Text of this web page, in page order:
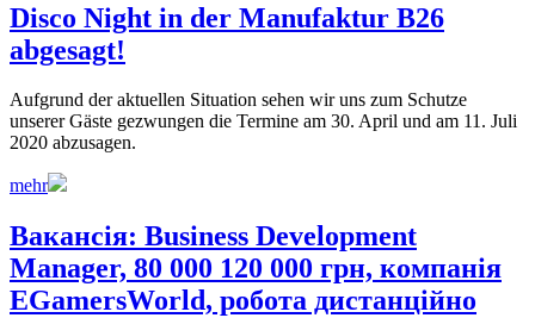
Disco Night in der Manufaktur B26
abgesagt!
Aufgrund der aktuellen Situation sehen wir uns zum Schutze
unserer Gäste gezwungen die Termine am 30. April und am 11. Juli
2020 abzusagen.
mehr
Вакансія: Business Development
Manager, 80 000 120 000 грн, компанія
EGamersWorld, робота дистанційно